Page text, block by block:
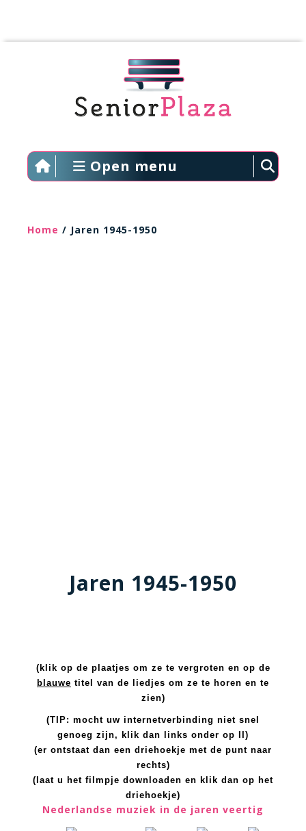
Open menu
Home / Jaren 1945-1950
Jaren 1945-1950
(klik op de plaatjes om ze te vergroten en op de
blauwe titel van de liedjes om ze te horen en te
zien)
(TIP: mocht uw internetverbinding niet snel
genoeg zijn, klik dan links onder op II)
(er ontstaat dan een driehoekje met de punt naar
rechts)
(laat u het filmpje downloaden en klik dan op het
driehoekje)
Nederlandse muziek in de jaren veertig